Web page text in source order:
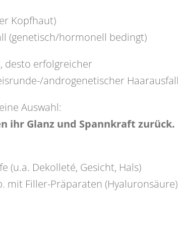
Kopfhaut)
(genetisch/hormonell bedingt)
desto erfolgreicher
androgenetischer Haarausfall
Auswahl:
ihr Glanz und Spannkraft zurück.
(u.a. Dekolleté, Gesicht, Hals)
Filler-Präparaten